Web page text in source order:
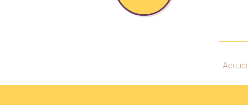
Accueil